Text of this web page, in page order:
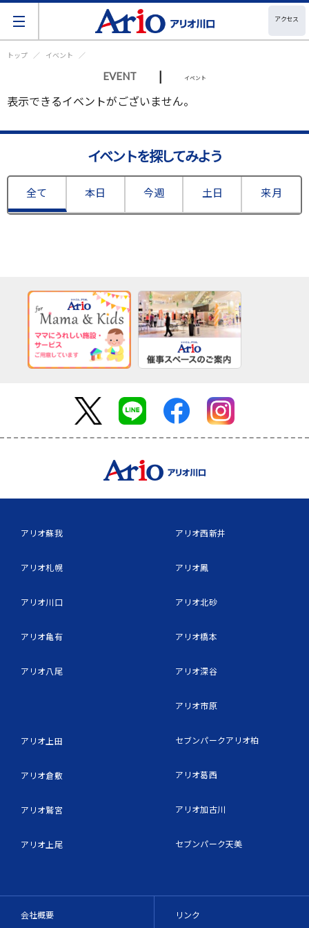
アクセス
トップ イベント
EVENT | イベント
表示できるイベントがございません。
イベントを探してみよう
全て 本日 今週 土日 来月
アリオ蘇我
アリオ札幌
アリオ川口
アリオ亀有
アリオ八尾
アリオ上田
アリオ倉敷
アリオ鷲宮
アリオ上尾
アリオ西新井
アリオ鳳
アリオ北砂
アリオ橋本
アリオ深谷
アリオ市原
セブンパークアリオ柏
アリオ葛西
アリオ加古川
セブンパーク天美
会社概要 リンク